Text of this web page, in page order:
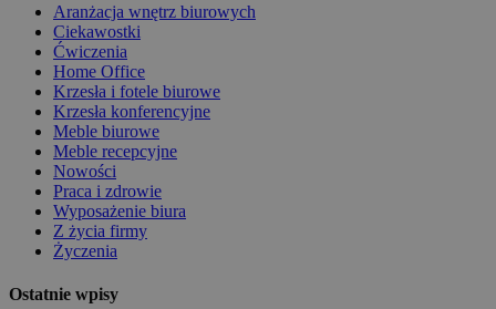
Aranżacja wnętrz biurowych
Ciekawostki
Ćwiczenia
Home Office
Krzesła i fotele biurowe
Krzesła konferencyjne
Meble biurowe
Meble recepcyjne
Nowości
Praca i zdrowie
Wyposażenie biura
Z życia firmy
Życzenia
Ostatnie wpisy